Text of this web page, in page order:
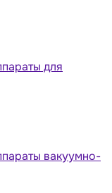
для
вакуумно-